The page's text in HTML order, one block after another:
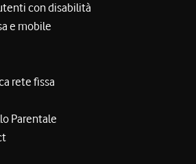
con disabilità
e mobile
rete fissa
Parentale